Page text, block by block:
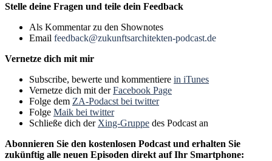
Stelle deine Fragen und teile dein Feedback
Als Kommentar zu den Shownotes
Email feedback@zukunftsarchitekten-podcast.de
Vernetze dich mit mir
Subscribe, bewerte und kommentiere in iTunes
Vernetze dich mit derFacebook Page
Folge dem ZA-Podacst bei twitter
Folge Maik bei twitter
Schließe dich der Xing-Gruppe des Podcast an
Abonnieren Sie den kostenlosen Podcast und erhalten Sie
zukünftig alle neuen Episoden direkt auf Ihr Smartphone: